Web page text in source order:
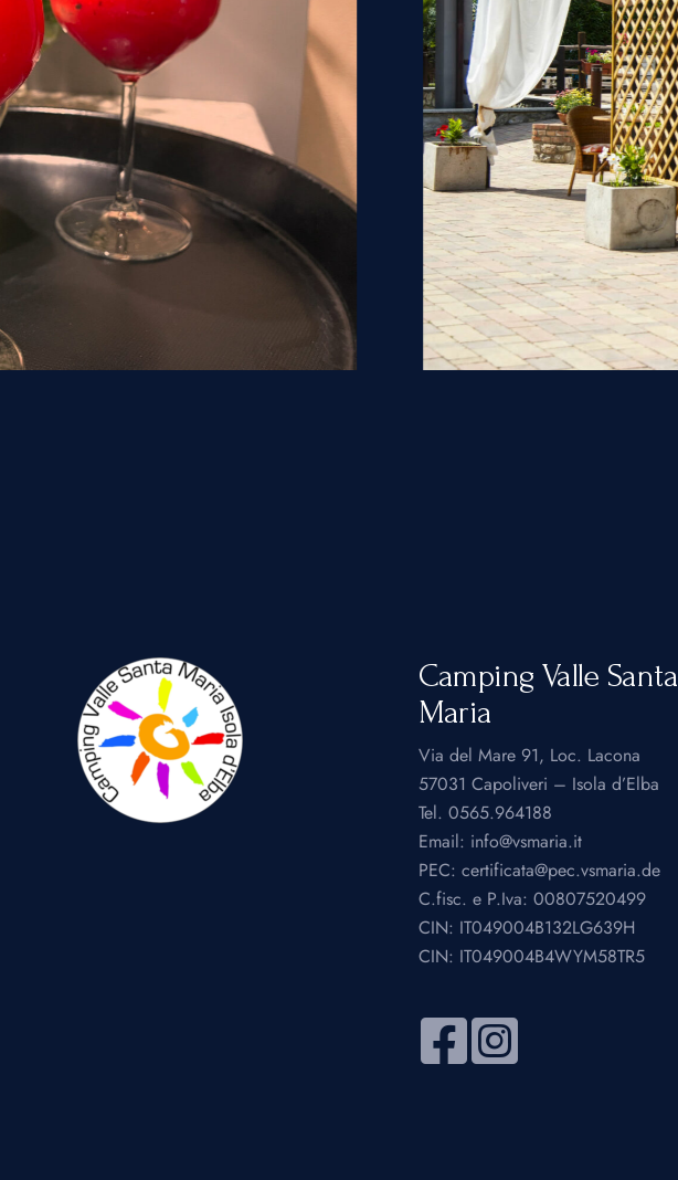
Camping Valle Santa
Maria
Via del Mare 91, Loc. Lacona
57031 Capoliveri – Isola d’Elba
Tel. 0565.964188
Email: info@vsmaria.it
PEC: certificata@pec.vsmaria.de
C.fisc. e P.Iva: 00807520499
CIN: IT049004B132LG639H
CIN: IT049004B4WYM58TR5